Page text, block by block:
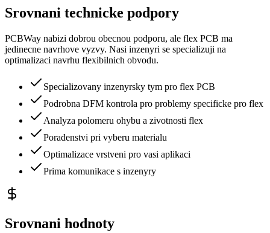
Srovnani technicke podpory
PCBWay nabizi dobrou obecnou podporu, ale flex PCB ma
jedinecne navrhove vyzvy. Nasi inzenyri se specializuji na
optimalizaci navrhu flexibilnich obvodu.
Specializovany inzenyrsky tym pro flex PCB
Podrobna DFM kontrola pro problemy specificke pro flex
Analyza polomeru ohybu a zivotnosti flex
Poradenstvi pri vyberu materialu
Optimalizace vrstveni pro vasi aplikaci
Prima komunikace s inzenyry
Srovnani hodnoty